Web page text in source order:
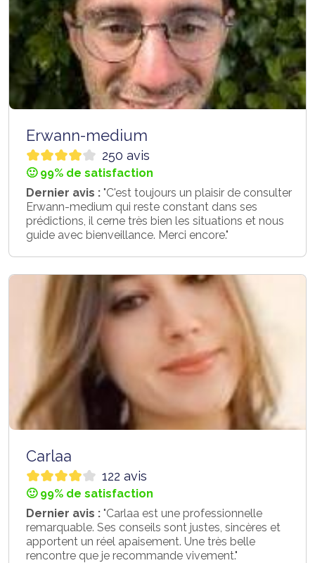
Erwann-medium
250 avis
🙂 99% de satisfaction
Dernier avis : "C'est toujours un plaisir de consulter
Erwann-medium qui reste constant dans ses
prédictions, il cerne très bien les situations et nous
guide avec bienveillance. Merci encore."
Carlaa
122 avis
🙂 99% de satisfaction
Dernier avis : "Carlaa est une professionnelle
remarquable. Ses conseils sont justes, sincères et
apportent un réel apaisement. Une très belle
rencontre que je recommande vivement."